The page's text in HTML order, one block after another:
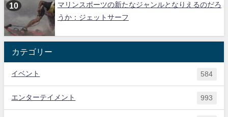
マリンスポーツの新たなジャンルとなりえるのだろ
うか：ジェットサーフ
カテゴリー
イベント 584
エンターテイメント 993